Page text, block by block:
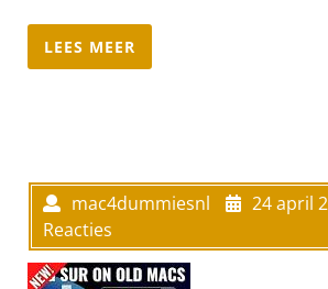
LEES MEER
mac4dummiesnl 24 april
Reacties